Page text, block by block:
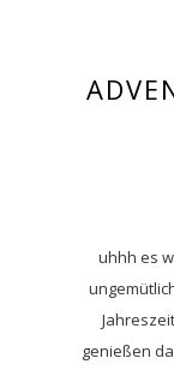
uhhh es
genießen